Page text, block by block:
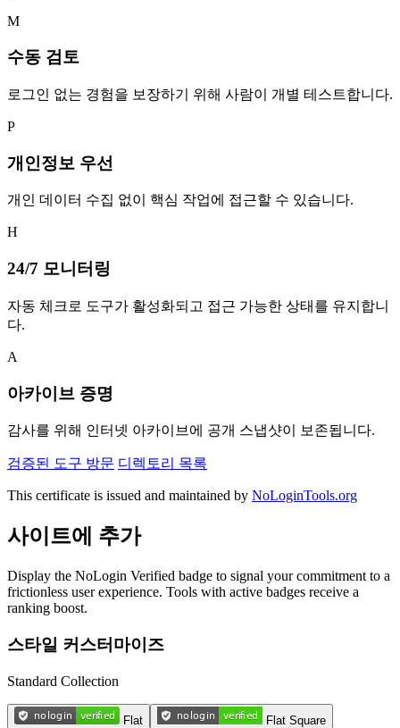
M
수동 검토
로그인 없는 경험을 보장하기 위해 사람이 개별 테스트합니다.
P
개인정보 우선
개인 데이터 수집 없이 핵심 작업에 접근할 수 있습니다.
H
24/7 모니터링
자동 체크로 도구가 활성화되고 접근 가능한 상태를 유지합니
다.
A
아카이브 증명
감사를 위해 인터넷 아카이브에 공개 스냅샷이 보존됩니다.
검증된 도구 방문 디렉토리 목록
This certificate is issued and maintained by NoLoginTools.org
사이트에 추가
Display the NoLogin Verified badge to signal your commitment to a
frictionless user experience. Tools with active badges receive a
ranking boost.
스타일 커스터마이즈
Standard Collection
Flat
Flat Square